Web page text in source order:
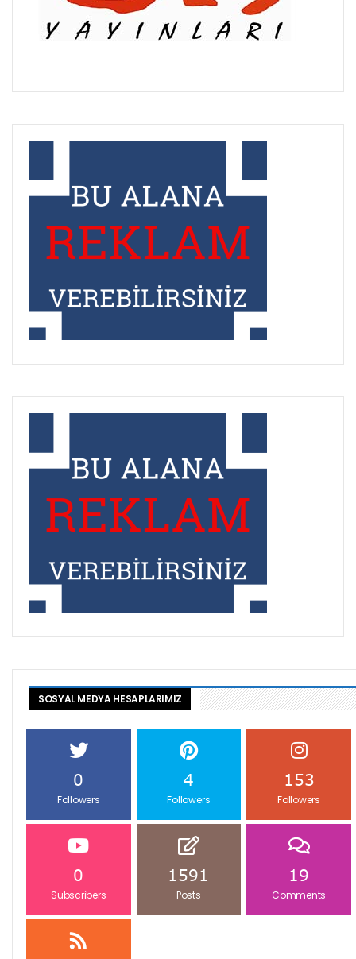
SOSYAL MEDYA HESAPLARIMIZ
0
Followers
4
Followers
153
Followers
0
Subscribers
1591
Posts
19
Comments